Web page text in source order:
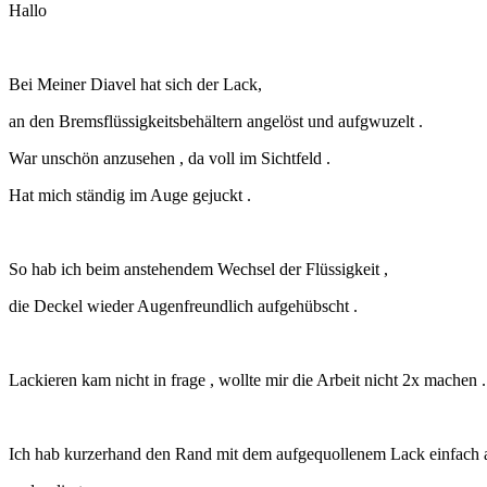
Hallo
Bei Meiner Diavel hat sich der Lack,
an den Bremsflüssigkeitsbehältern angelöst und aufgwuzelt .
War unschön anzusehen , da voll im Sichtfeld .
Hat mich ständig im Auge gejuckt .
So hab ich beim anstehendem Wechsel der Flüssigkeit ,
die Deckel wieder Augenfreundlich aufgehübscht .
Lackieren kam nicht in frage , wollte mir die Arbeit nicht 2x machen .
Ich hab kurzerhand den Rand mit dem aufgequollenem Lack einfach